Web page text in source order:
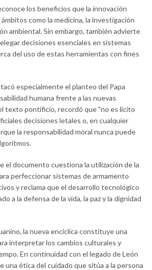
los beneficios que la innovación
como la medicina, la investigación
ambiental. Sin embargo, también advierte
decisiones esenciales en sistemas
del uso de estas herramientas con fines
especialmente el planteo del Papa
humana frente a las nuevas
texto pontificio, recordó que "no es lícito
decisiones letales o, en cualquier
la responsabilidad moral nunca puede
el documento cuestiona la utilización de la
perfeccionar sistemas de armamento
y reclama que el desarrollo tecnológico
a la defensa de la vida, la paz y la dignidad
la nueva encíclica constituye una
interpretar los cambios culturales y
En continuidad con el legado de León
una ética del cuidado que sitúa a la persona